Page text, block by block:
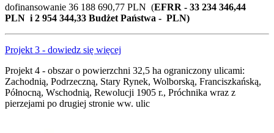
dofinansowanie 36 188 690,77 PLN (EFRR - 33 234 346,44
PLN i 2 954 344,33 Budżet Państwa - PLN)
Projekt 3 - dowiedz się więcej
Projekt 4 - obszar o powierzchni 32,5 ha ograniczony ulicami:
Zachodnią, Podrzeczną, Stary Rynek, Wolborską, Franciszkańską,
Północną, Wschodnią, Rewolucji 1905 r., Próchnika wraz z
pierzejami po drugiej stronie ww. ulic